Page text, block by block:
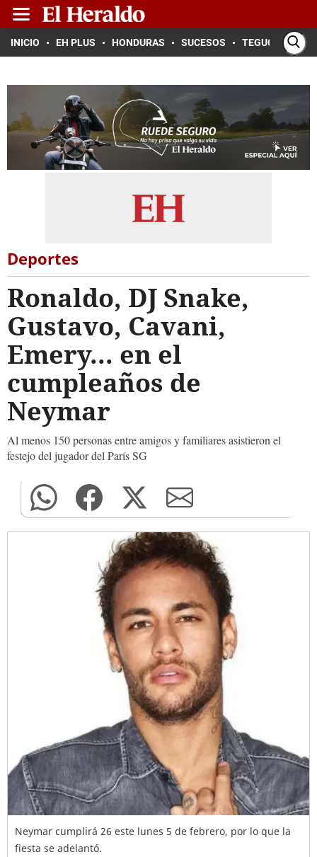
INICIO EH PLUS HONDURAS SUCESOS TEGUCIGALPA
Deportes
Ronaldo, DJ Snake,
Gustavo, Cavani,
Emery... en el
cumpleaños de
Neymar
Al menos 150 personas entre amigos y familiares asistieron el
festejo del jugador del París SG
Neymar cumplirá 26 este lunes 5 de febrero, por lo que la
fiesta se adelantó.